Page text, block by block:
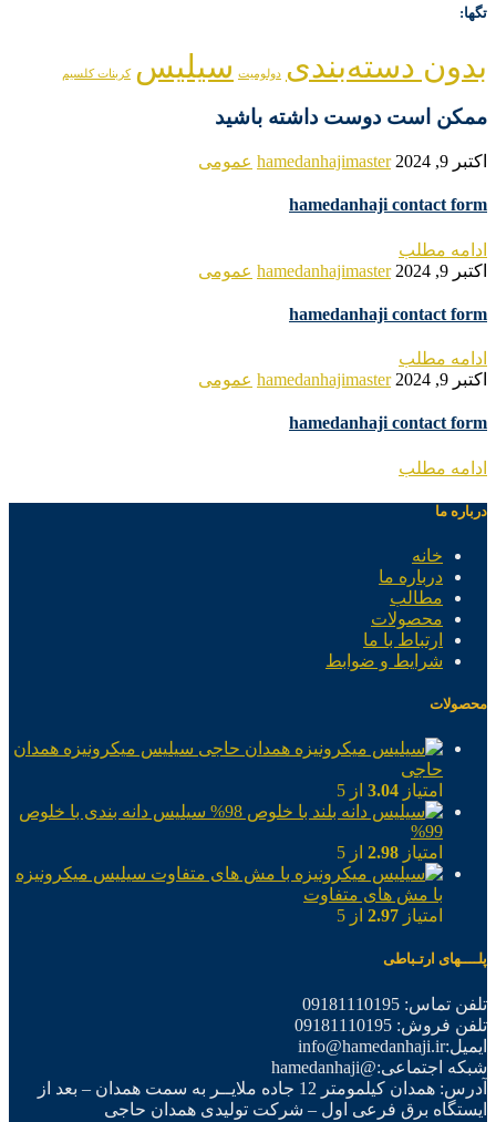
تگها:
بدون دسته‌بندی دولومیت سیلیس کربنات کلسیم
ممکن است دوست داشته باشید
اکتبر 9, 2024 hamedanhajimaster عمومی
hamedanhaji contact form
ادامه مطلب
اکتبر 9, 2024
hamedanhajimaster عمومی
hamedanhaji contact form
ادامه مطلب
اکتبر 9, 2024
hamedanhajimaster عمومی
hamedanhaji contact form
ادامه مطلب
درباره ما
خانه
درباره ما
مطالب
محصولات
ارتباط با ما
شرایط و ضوابط
محصولات
سیلیس میکرونیزه همدان
حاجی
امتیاز 3.04 از 5
سیلیس دانه بندی با خلوص
99%
امتیاز 2.98 از 5
سیلیس میکرونیزه
با مش های متفاوت
امتیاز 2.97 از 5
پلــــهای ارتـباطی
تلفن تماس: 09181110195
تلفن فروش: 09181110195
ایمیل:info@hamedanhaji.ir
شبکه اجتماعی:@hamedanhaji
آدرس: همدان کیلمومتر 12 جاده ملایــر به سمت همدان – بعد از
ایستگاه برق فرعی اول – شرکت تولیدی همدان حاجی